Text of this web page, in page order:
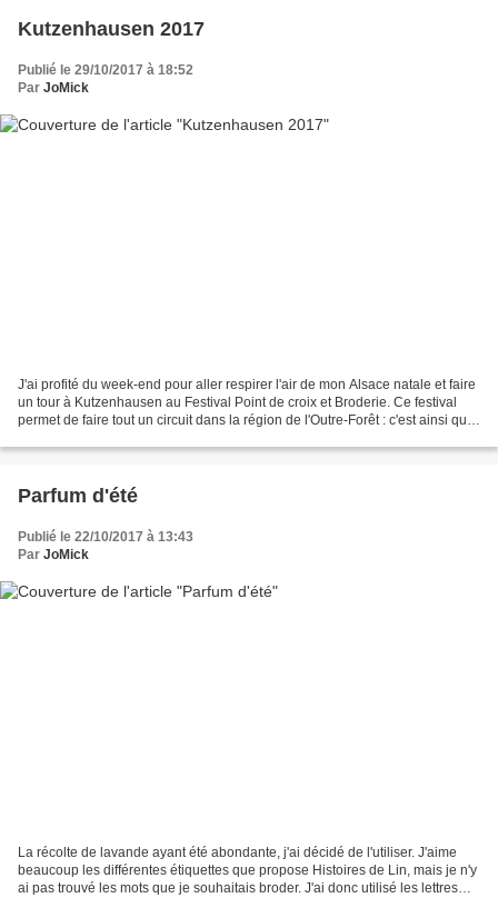
Kutzenhausen 2017
Publié le 29/10/2017 à 18:52
Par JoMick
J'ai profité du week-end pour aller respirer l'air de mon Alsace natale et faire
un tour à Kutzenhausen au Festival Point de croix et Broderie. Ce festival
permet de faire tout un circuit dans la région de l'Outre-Forêt : c'est ainsi que
Parfum d'été
Publié le 22/10/2017 à 13:43
Par JoMick
La récolte de lavande ayant été abondante, j'ai décidé de l'utiliser. J'aime
beaucoup les différentes étiquettes que propose Histoires de Lin, mais je n'y
ai pas trouvé les mots que je souhaitais broder. J'ai donc utilisé les lettres